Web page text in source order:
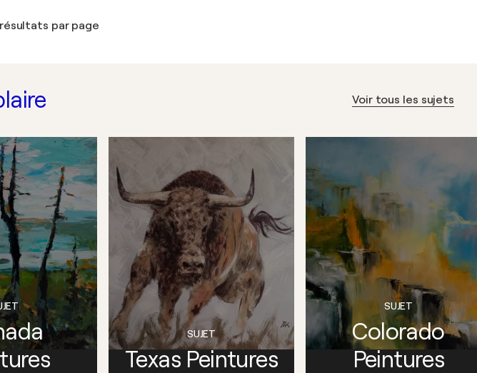
par page
Voir tous les sujets
Texas Peintures
SUJET
Colorado
Peintures
SUJET